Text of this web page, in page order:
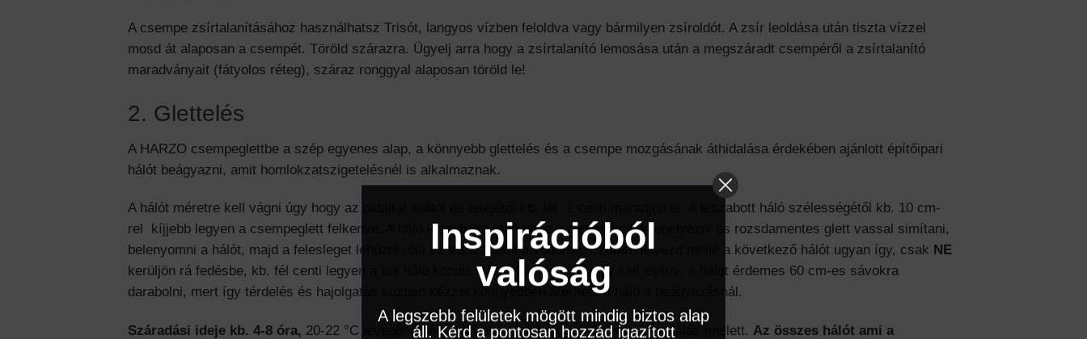
A csempe zsírtalanításához használhatsz Trisót, langyos vízben feloldva vagy bármilyen zsíroldót. A zsír leoldása után tiszta vízzel
mosd át alaposan a csempét. Töröld szárazra. Ügyelj arra hogy a zsírtalanító lemosása után a megszáradt csempéről a zsírtalanító
maradványait (fátyolos réteg), száraz ronggyal alaposan töröld le!
2. Glettelés
A HARZO csempeglettbe a szép egyenes alap, a könnyebb glettelés és a csempe mozgásának áthidalása érdekében ajánlott építőipari
hálót beágyazni, amit homlokzatszigetelésnél is alkalmaznak.
A hálót méretre kell vágni úgy hogy az oldalfal aljától és tetejétől kb. fél -1 centi maradjon el. A leszabott háló szélességétől kb. 10 cm-
rel kíjjebb legyen a csempeglett felkenve. A háló leszabása után ebbe a glettbe kell belehelyezni és rozsdamentes glett vassal simítani,
belenyomni a hálót, majd a felesleget lehúzni róla és visszarakni a vödörbe. Ezután helyezd mellé a következő hálót ugyan így, csak NE
kerüljön rá fedésbe, kb. fél centi legyen a két háló között. Járófelületen ugyanígy kell eljárni, a hálót érdemes 60 cm-es sávokra
darabolni, mert így térdelés és hajolgatás közben kézzel könnyebben átérhető a háló a beágyazásnál.
Száradási ideje kb. 4-8 óra, 20-22 °C levegőhőmérséklet és megfelelő szellőztetés, ventilálás mellett. Az összes hálót ami a
Inspirációból
valóság
A legszebb felületek mögött mindig biztos alap
áll. Kérd a pontosan hozzád igazított